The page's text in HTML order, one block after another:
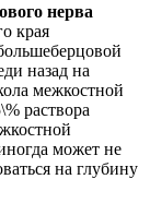
нерва
края
назад на
межкостной
раствора
может не
на глубину